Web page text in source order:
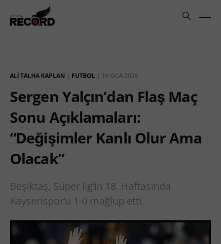
ALI TALHA KAPLAN | FUTBOL | 19 OCA 2026
Sergen Yalçın’dan Flaş Maç
Sonu Açıklamaları:
“Değişimler Kanlı Olur Ama
Olacak”
Beşiktaş, Süper lig’in 18. Haftasında
Kayserispor’u 1-0 mağlup etti.